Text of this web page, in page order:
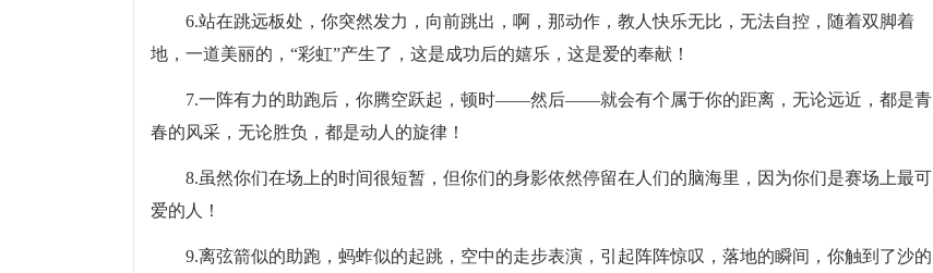
6.站在跳远板处，你突然发力，向前跳出，啊，那动作，教人快乐无比，无法自控，随着双脚着
地，一道美丽的，“彩虹”产生了，这是成功后的嬉乐，这是爱的奉献！
7.一阵有力的助跑后，你腾空跃起，顿时——然后——就会有个属于你的距离，无论远近，都是青
春的风采，无论胜负，都是动人的旋律！
8.虽然你们在场上的时间很短暂，但你们的身影依然停留在人们的脑海里，因为你们是赛场上最可
爱的人！
9.离弦箭似的助跑，蚂蚱似的起跳，空中的走步表演，引起阵阵惊叹，落地的瞬间，你触到了沙的